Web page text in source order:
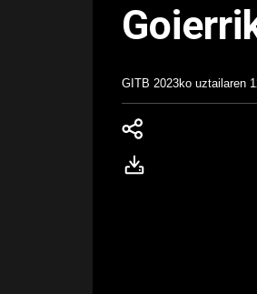
GITB 2023ko uztailaren